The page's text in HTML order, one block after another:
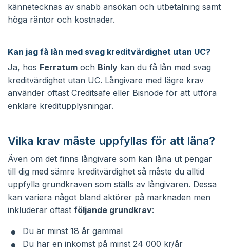
kännetecknas av snabb ansökan och utbetalning samt
höga räntor och kostnader.
Kan jag få lån med svag kreditvärdighet utan UC?
Ja, hos Ferratum och Binly kan du få lån med svag
kreditvärdighet utan UC. Långivare med lägre krav
använder oftast Creditsafe eller Bisnode för att utföra
enklare kreditupplysningar.
Vilka krav måste uppfyllas för att låna?
Även om det finns långivare som kan låna ut pengar
till dig med sämre kreditvärdighet så måste du alltid
uppfylla grundkraven som ställs av långivaren. Dessa
kan variera något bland aktörer på marknaden men
inkluderar oftast följande grundkrav:
Du är minst 18 år gammal
Du har en inkomst på minst 24 000 kr/år